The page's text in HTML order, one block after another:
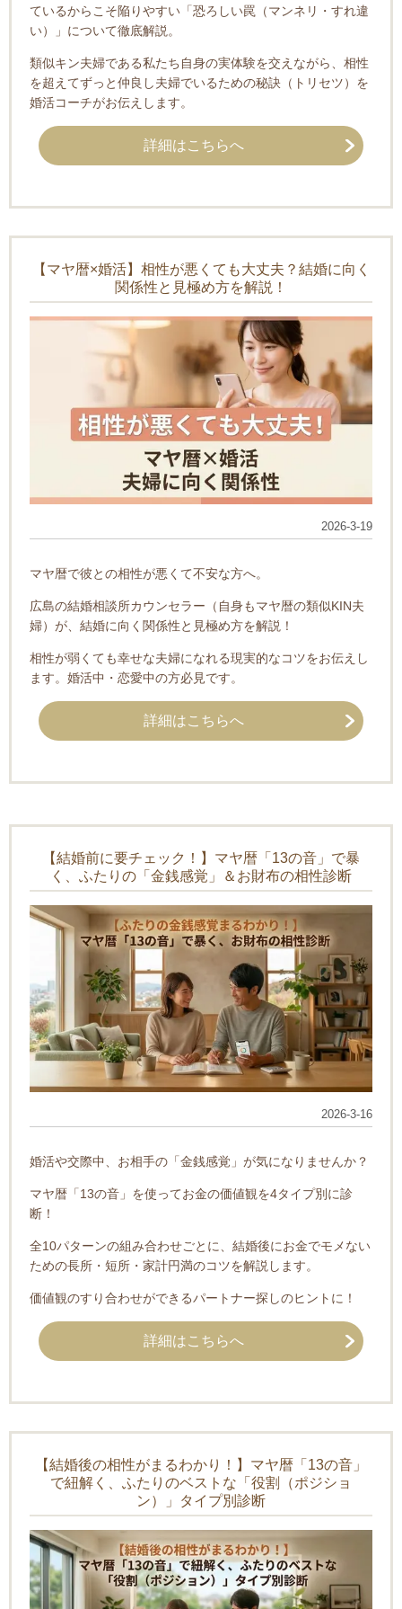
ているからこそ陥りやすい「恐ろしい罠（マンネリ・すれ違
い）」について徹底解説。
類似キン夫婦である私たち自身の実体験を交えながら、相性
を超えてずっと仲良し夫婦でいるための秘訣（トリセツ）を
婚活コーチがお伝えします。
詳細はこちらへ
【マヤ暦×婚活】相性が悪くても大丈夫？結婚に向く
関係性と見極め方を解説！
2026-3-19
マヤ暦で彼との相性が悪くて不安な方へ。
広島の結婚相談所カウンセラー（自身もマヤ暦の類似KIN夫
婦）が、結婚に向く関係性と見極め方を解説！
相性が弱くても幸せな夫婦になれる現実的なコツをお伝えし
ます。婚活中・恋愛中の方必見です。
詳細はこちらへ
【結婚前に要チェック！】マヤ暦「13の音」で暴
く、ふたりの「金銭感覚」＆お財布の相性診断
2026-3-16
婚活や交際中、お相手の「金銭感覚」が気になりませんか？
マヤ暦「13の音」を使ってお金の価値観を4タイプ別に診
断！
全10パターンの組み合わせごとに、結婚後にお金でモメない
ための長所・短所・家計円満のコツを解説します。
価値観のすり合わせができるパートナー探しのヒントに！
詳細はこちらへ
【結婚後の相性がまるわかり！】マヤ暦「13の音」
で紐解く、ふたりのベストな「役割（ポジショ
ン）」タイプ別診断